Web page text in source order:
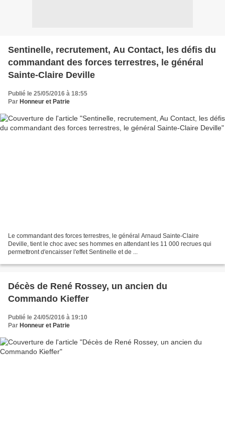
Sentinelle, recrutement, Au Contact, les défis du
commandant des forces terrestres, le général
Sainte-Claire Deville
Publié le 25/05/2016 à 18:55
Par Honneur et Patrie
Le commandant des forces terrestres, le général Arnaud Sainte-Claire
Deville, tient le choc avec ses hommes en attendant les 11 000 recrues qui
permettront d'encaisser l'effet Sentinelle et de ...
Décès de René Rossey, un ancien du
Commando Kieffer
Publié le 24/05/2016 à 19:10
Par Honneur et Patrie